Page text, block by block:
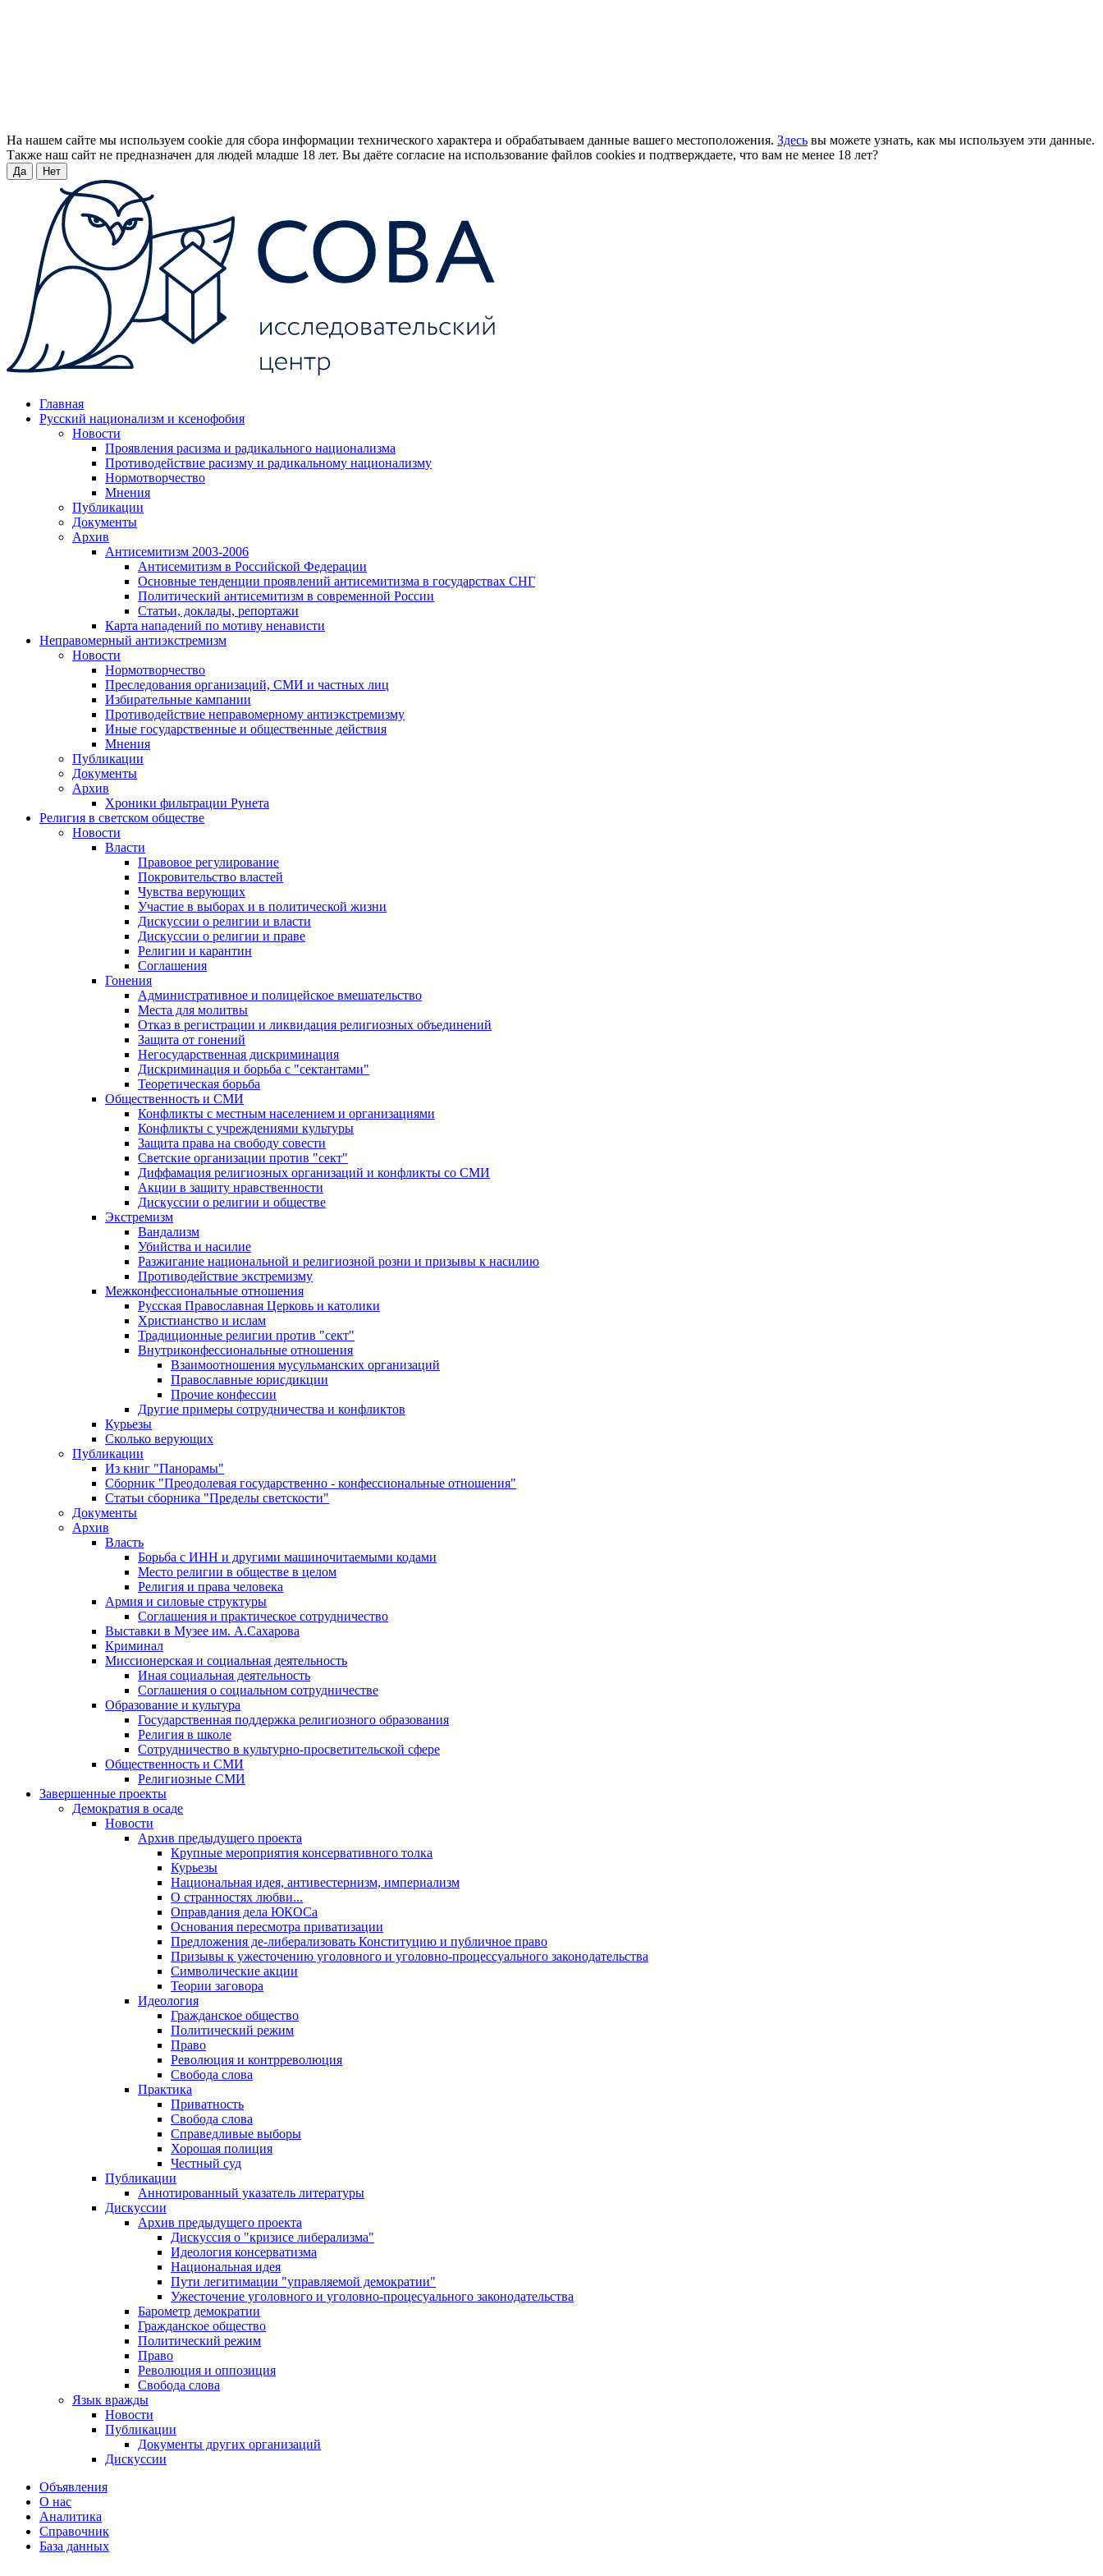
На нашем сайте мы используем cookie для сбора информации технического характера и обрабатываем данные вашего местоположения. Здесь вы можете узнать, как мы используем эти данные.
Также наш сайт не предназначен для людей младше 18 лет. Вы даёте согласие на использование файлов cookies и подтверждаете, что вам не менее 18 лет?
Да Нет
Главная
Русский национализм и ксенофобия
Новости
Проявления расизма и радикального национализма
Противодействие расизму и радикальному национализму
Нормотворчество
Мнения
Публикации
Документы
Архив
Антисемитизм 2003-2006
Антисемитизм в Российской Федерации
Основные тенденции проявлений антисемитизма в государствах СНГ
Политический антисемитизм в современной России
Статьи, доклады, репортажи
Карта нападений по мотиву ненависти
Неправомерный антиэкстремизм
Новости
Нормотворчество
Преследования организаций, СМИ и частных лиц
Избирательные кампании
Противодействие неправомерному антиэкстремизму
Иные государственные и общественные действия
Мнения
Публикации
Документы
Архив
Хроники фильтрации Рунета
Религия в светском обществе
Новости
Власти
Правовое регулирование
Покровительство властей
Чувства верующих
Участие в выборах и в политической жизни
Дискуссии о религии и власти
Дискуссии о религии и праве
Религии и карантин
Соглашения
Гонения
Административное и полицейское вмешательство
Места для молитвы
Отказ в регистрации и ликвидация религиозных объединений
Защита от гонений
Негосударственная дискриминация
Дискриминация и борьба с "сектантами"
Теоретическая борьба
Общественность и СМИ
Конфликты с местным населением и организациями
Конфликты с учреждениями культуры
Защита права на свободу совести
Светские организации против "сект"
Диффамация религиозных организаций и конфликты со СМИ
Акции в защиту нравственности
Дискуссии о религии и обществе
Экстремизм
Вандализм
Убийства и насилие
Разжигание национальной и религиозной розни и призывы к насилию
Противодействие экстремизму
Межконфессиональные отношения
Русская Православная Церковь и католики
Христианство и ислам
Традиционные религии против "сект"
Внутриконфессиональные отношения
Взаимоотношения мусульманских организаций
Православные юрисдикции
Прочие конфессии
Другие примеры сотрудничества и конфликтов
Курьезы
Сколько верующих
Публикации
Из книг "Панорамы"
Сборник "Преодолевая государственно - конфессиональные отношения"
Статьи сборника "Пределы светскости"
Документы
Архив
Власть
Борьба с ИНН и другими машиночитаемыми кодами
Место религии в обществе в целом
Религия и права человека
Армия и силовые структуры
Соглашения и практическое сотрудничество
Выставки в Музее им. А.Сахарова
Криминал
Миссионерская и социальная деятельность
Иная социальная деятельность
Соглашения о социальном сотрудничестве
Образование и культура
Государственная поддержка религиозного образования
Религия в школе
Сотрудничество в культурно-просветительской сфере
Общественность и СМИ
Религиозные СМИ
Завершенные проекты
Демократия в осаде
Новости
Архив предыдущего проекта
Крупные мероприятия консервативного толка
Курьезы
Национальная идея, антивестернизм, империализм
О странностях любви...
Оправдания дела ЮКОСа
Основания пересмотра приватизации
Предложения де-либерализовать Конституцию и публичное право
Призывы к ужесточению уголовного и уголовно-процессуального законодательства
Символические акции
Теории заговора
Идеология
Гражданское общество
Политический режим
Право
Революция и контрреволюция
Свобода слова
Практика
Приватность
Свобода слова
Справедливые выборы
Хорошая полиция
Честный суд
Публикации
Аннотированный указатель литературы
Дискуссии
Архив предыдущего проекта
Дискуссия о "кризисе либерализма"
Идеология консерватизма
Национальная идея
Пути легитимации "управляемой демократии"
Ужесточение уголовного и уголовно-процесуального законодательства
Барометр демократии
Гражданское общество
Политический режим
Право
Революция и оппозиция
Свобода слова
Язык вражды
Новости
Публикации
Документы других организаций
Дискуссии
Объявления
О нас
Аналитика
Справочник
База данных